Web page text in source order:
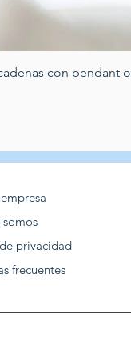
con pendant
privacidad
frecuentes